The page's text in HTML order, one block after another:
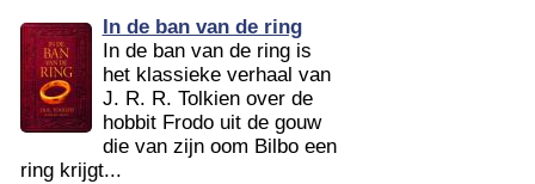
In de ban van de ring
In de ban van de ring is
het klassieke verhaal van
J. R. R. Tolkien over de
hobbit Frodo uit de gouw
die van zijn oom Bilbo een
ring krijgt...